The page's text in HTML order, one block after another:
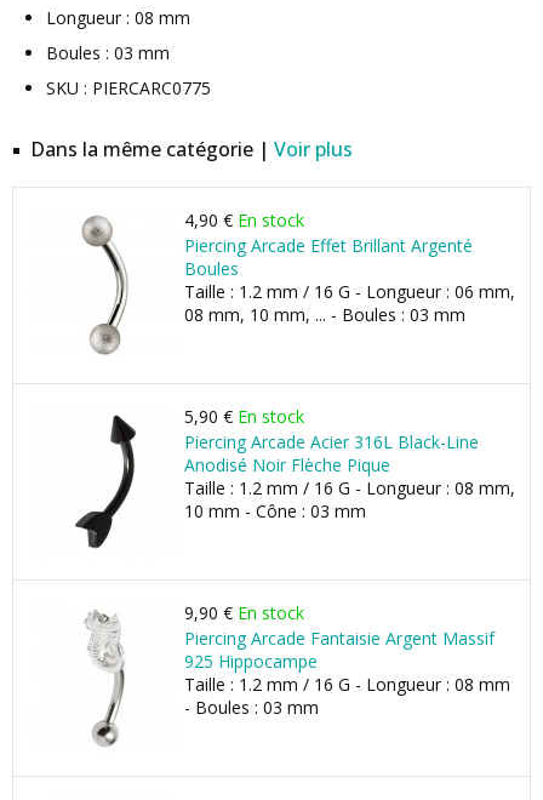
Longueur : 08 mm
Boules : 03 mm
SKU : PIERCARC0775
Dans la même catégorie | Voir plus
4,90 € En stock
Piercing Arcade Effet Brillant Argenté
Boules
Taille : 1.2 mm / 16 G - Longueur : 06 mm,
08 mm, 10 mm, ... - Boules : 03 mm
5,90 € En stock
Piercing Arcade Acier 316L Black-Line
Anodisé Noir Flèche Pique
Taille : 1.2 mm / 16 G - Longueur : 08 mm,
10 mm - Cône : 03 mm
9,90 € En stock
Piercing Arcade Fantaisie Argent Massif
925 Hippocampe
Taille : 1.2 mm / 16 G - Longueur : 08 mm
- Boules : 03 mm